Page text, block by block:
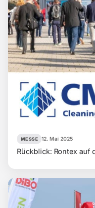
MESSE 12. Mai 2025
Rückblick: Rontex auf